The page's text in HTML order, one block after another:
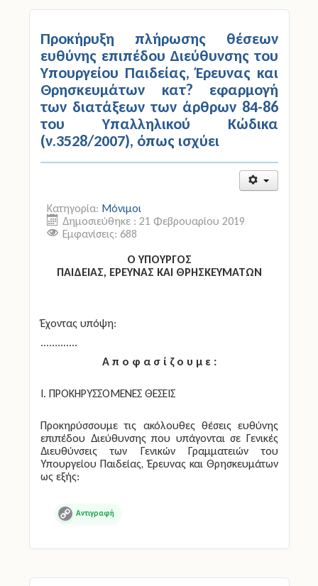
Προκήρυξη πλήρωσης θέσεων
ευθύνης επιπέδου Διεύθυνσης του
Υπουργείου Παιδείας, Έρευνας και
Θρησκευμάτων κατ? εφαρμογή
των διατάξεων των άρθρων 84-86
του Υπαλληλικού Κώδικα
(ν.3528/2007), όπως ισχύει
Κατηγορία: Μόνιμοι
Δημοσιεύθηκε : 21 Φεβρουαρίου 2019
Εμφανίσεις: 688
Ο ΥΠΟΥΡΓΟΣ
ΠΑΙΔΕΙΑΣ, ΕΡΕΥΝΑΣ ΚΑΙ ΘΡΗΣΚΕΥΜΑΤΩΝ
Έχοντας υπόψη:
.............
Α π ο φ α σ ί ζ ο υ μ ε :
Ι. ΠΡΟΚΗΡΥΣΣΟΜΕΝΕΣ ΘΕΣΕΙΣ
Προκηρύσσουμε τις ακόλουθες θέσεις ευθύνης
επιπέδου Διεύθυνσης που υπάγονται σε Γενικές
Διευθύνσεις των Γενικών Γραμματειών του
Υπουργείου Παιδείας, Έρευνας και Θρησκευμάτων
ως εξής:
Copy